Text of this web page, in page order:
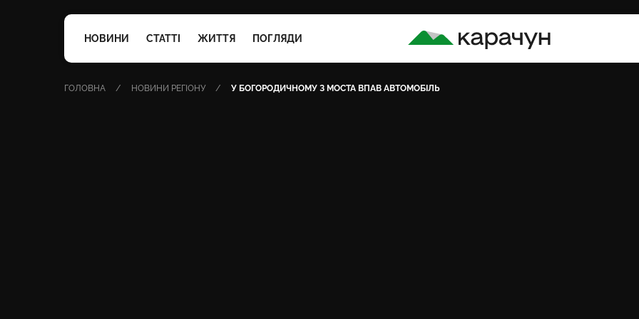
НОВИНИ СТАТТІ ЖИТТЯ ПОГЛЯДИ
КАРАЧУН
ГОЛОВНА НОВИНИ РЕГІОНУ У БОГОРОДИЧНОМУ З МОСТА ВПАВ АВТОМОБІЛЬ